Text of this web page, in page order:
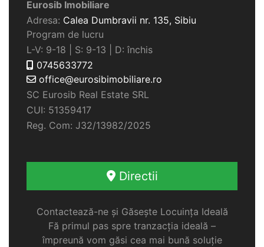
Eurosib Imobiliare
Adresa: Calea Dumbravii nr. 135, Sibiu
Program de lucru
L-V: 9-18 | S: 9-13 | D: închis
0745633772
office@eurosibimobiliare.ro
SC Eurosib Real Estate SRL
CUI: 51359417
Reg. Com: J32/13982/2025
Directii
Contactează-ne și Găsește Locuința Ideală
Fă primul pas spre tranzacția ideală –
împreună vom găsi cea mai bună soluție